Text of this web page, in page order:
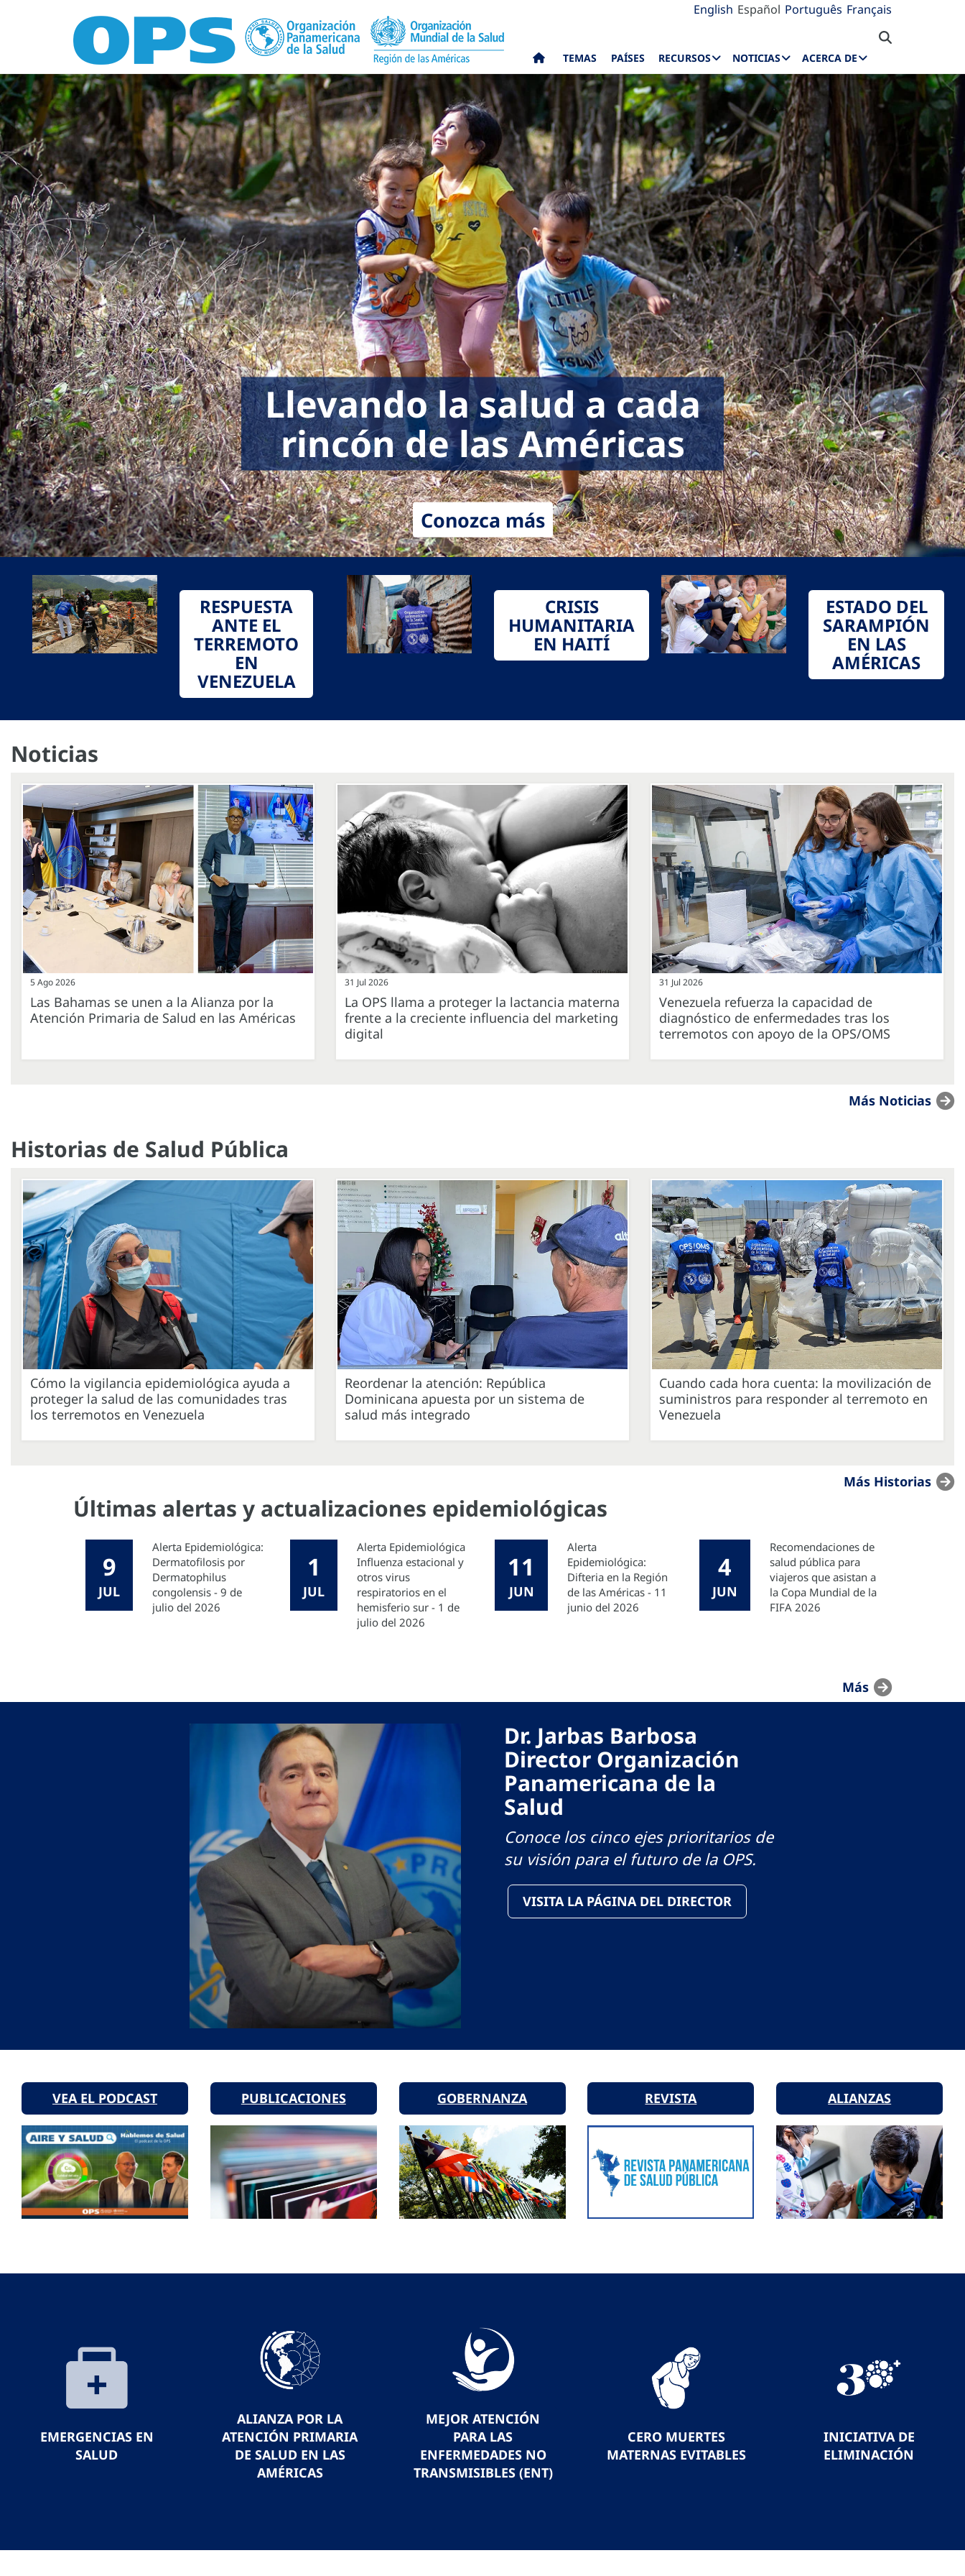
English Español Português Français
TEMAS PAÍSES RECURSOS NOTICIAS ACERCA DE
Llevando la salud a cada
rincón de las Américas
Conozca más
RESPUESTA
ANTE EL
TERREMOTO
EN
VENEZUELA
CRISIS
HUMANITARIA
EN HAITÍ
ESTADO DEL
SARAMPIÓN
EN LAS
AMÉRICAS
Noticias
5 Ago 2026
Las Bahamas se unen a la Alianza por la
Atención Primaria de Salud en las Américas
31 Jul 2026
La OPS llama a proteger la lactancia materna
frente a la creciente influencia del marketing
digital
31 Jul 2026
Venezuela refuerza la capacidad de
diagnóstico de enfermedades tras los
terremotos con apoyo de la OPS/OMS
Más Noticias
Historias de Salud Pública
Cómo la vigilancia epidemiológica ayuda a
proteger la salud de las comunidades tras
los terremotos en Venezuela
Reordenar la atención: República
Dominicana apuesta por un sistema de
salud más integrado
Cuando cada hora cuenta: la movilización de
suministros para responder al terremoto en
Venezuela
Más Historias
Últimas alertas y actualizaciones epidemiológicas
9
JUL
Alerta Epidemiológica:
Dermatofilosis por
Dermatophilus
congolensis - 9 de
julio del 2026
1
JUL
Alerta Epidemiológica
Influenza estacional y
otros virus
respiratorios en el
hemisferio sur - 1 de
julio del 2026
11
JUN
Alerta
Epidemiológica:
Difteria en la Región
de las Américas - 11
junio del 2026
4
JUN
Recomendaciones de
salud pública para
viajeros que asistan a
la Copa Mundial de la
FIFA 2026
Más
Dr. Jarbas Barbosa
Director Organización
Panamericana de la
Salud
Conoce los cinco ejes prioritarios de
su visión para el futuro de la OPS.
VISITA LA PÁGINA DEL DIRECTOR
VEA EL PODCAST PUBLICACIONES GOBERNANZA REVISTA ALIANZAS
EMERGENCIAS EN
SALUD
ALIANZA POR LA
ATENCIÓN PRIMARIA
DE SALUD EN LAS
AMÉRICAS
MEJOR ATENCIÓN
PARA LAS
ENFERMEDADES NO
TRANSMISIBLES (ENT)
CERO MUERTES
MATERNAS EVITABLES
INICIATIVA DE
ELIMINACIÓN